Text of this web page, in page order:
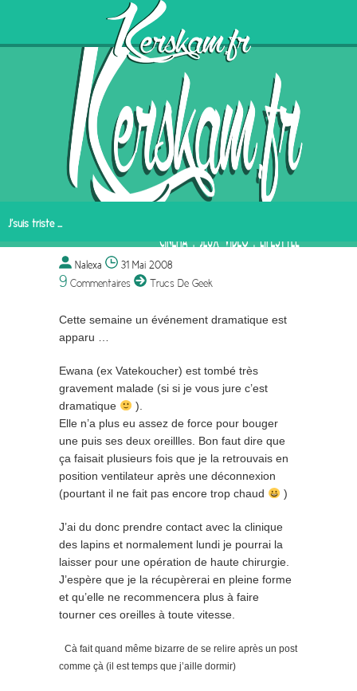
J’suis triste …
Nalexa 31 Mai 2008
9 Commentaires Trucs De Geek
Cette semaine un événement dramatique est
apparu …
Ewana (ex Vatekoucher) est tombé très
gravement malade (si si je vous jure c’est
dramatique
).
Elle n’a plus eu assez de force pour bouger
une puis ses deux oreillles. Bon faut dire que
ça faisait plusieurs fois que je la retrouvais en
position ventilateur après une déconnexion
(pourtant il ne fait pas encore trop chaud
)
J’ai du donc prendre contact avec la clinique
des lapins et normalement lundi je pourrai la
laisser pour une opération de haute chirurgie.
J’espère que je la récupèrerai en pleine forme
et qu’elle ne recommencera plus à faire
tourner ces oreilles à toute vitesse.
Cà fait quand même bizarre de se relire après un post
comme çà (il est temps que j’aille dormir)